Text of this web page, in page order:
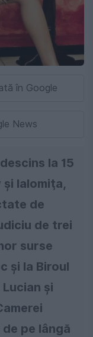
în Google
News
la 15
Ialomiţa,
de
de trei
surse
și la Biroul
şi
pe lângă